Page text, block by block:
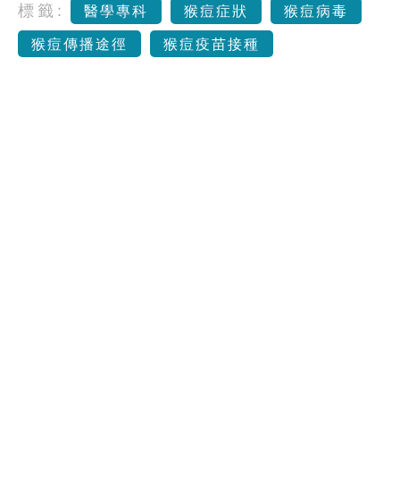
標籤: 醫學專科 猴痘症狀
猴痘病毒
猴痘傳播途徑
猴痘疫苗接種